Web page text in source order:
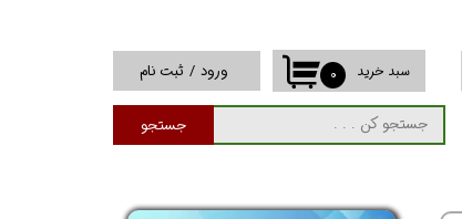
جستجو
۰ سبد خرید ورود / ثبت نام
حساب کاربری من
تغییر گذر واژه